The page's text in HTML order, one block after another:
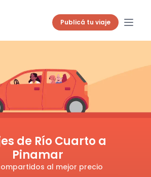
Publicá tu viaje
de Río Cuarto a
Pinamar
al mejor precio